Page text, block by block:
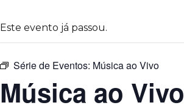
Este evento já passou.
Série de Eventos: Música ao Vivo
Música ao Vivo